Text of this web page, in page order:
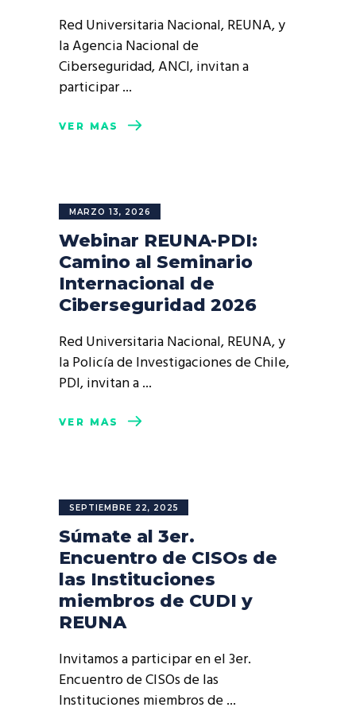
Red Universitaria Nacional, REUNA, y
la Agencia Nacional de
Ciberseguridad, ANCI, invitan a
participar
VER MÁS
MARZO 13, 2026
Webinar REUNA-PDI:
Camino al Seminario
Internacional de
Ciberseguridad 2026
Red Universitaria Nacional, REUNA, y
la Policía de Investigaciones de Chile,
PDI, invitan a
VER MÁS
SEPTIEMBRE 22, 2025
Súmate al 3er.
Encuentro de CISOs de
las Instituciones
miembros de CUDI y
REUNA
Invitamos a participar en el 3er.
Encuentro de CISOs de las
Instituciones miembros de